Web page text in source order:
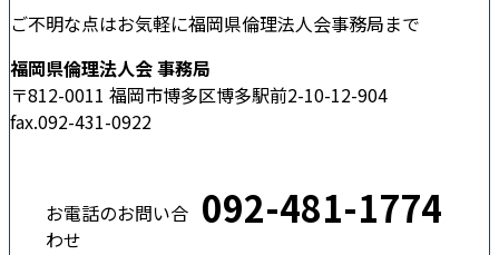
ご不明な点はお気軽に福岡県倫理法人会事務局まで
福岡県倫理法人会 事務局
〒812-0011 福岡市博多区博多駅前2-10-12-904
fax.092-431-0922
お電話のお問い合
わせ
092-481-1774